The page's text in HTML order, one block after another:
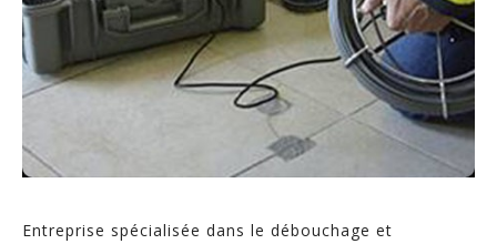
Entreprise spécialisée dans le débouchage et